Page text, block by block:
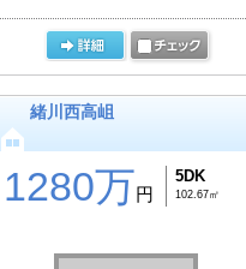
緒川西高岨
1280万円
5DK
102.67㎡